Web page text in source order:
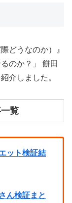
どうなのか）』
のか？」 餅田
介しました。
覧
ット検証結
ん検証まと